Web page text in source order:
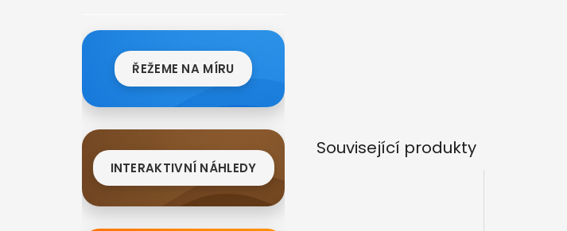
ŘEŽEME NA MÍRU
INTERAKTIVNÍ NÁHLEDY
Související produkty